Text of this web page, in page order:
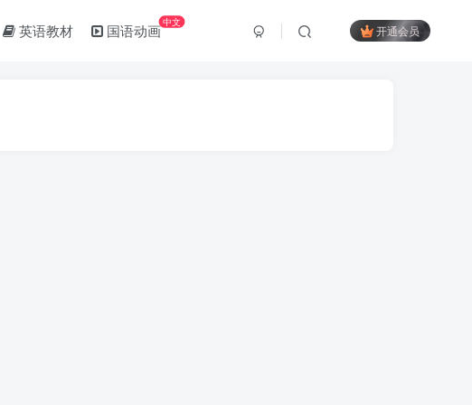
英语教材 国语动画中文
开通会员